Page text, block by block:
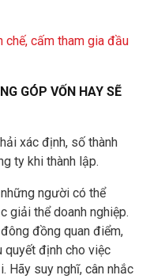
cấm tham gia đầu
GÓP VỐN HAY SẼ
xác định, số thành
ty khi thành lập.
người có thể
giải thể doanh nghiệp.
đồng quan điểm,
quyết định cho việc
Hãy suy nghĩ, cân nhắc